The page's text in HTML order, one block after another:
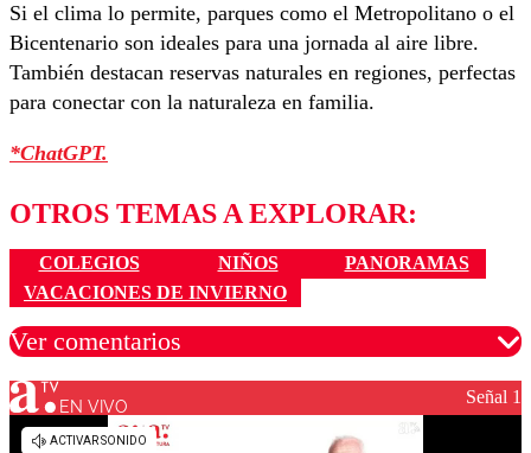
Si el clima lo permite, parques como el Metropolitano o el
Bicentenario son ideales para una jornada al aire libre.
También destacan reservas naturales en regiones, perfectas
para conectar con la naturaleza en familia.
*ChatGPT.
OTROS TEMAS A EXPLORAR:
COLEGIOS NIÑOS
PANORAMAS
VACACIONES DE INVIERNO
Ver comentarios
Los comentarios son moderados para garantizar un
diálogo respetuoso.
EN VIVO Señal 1